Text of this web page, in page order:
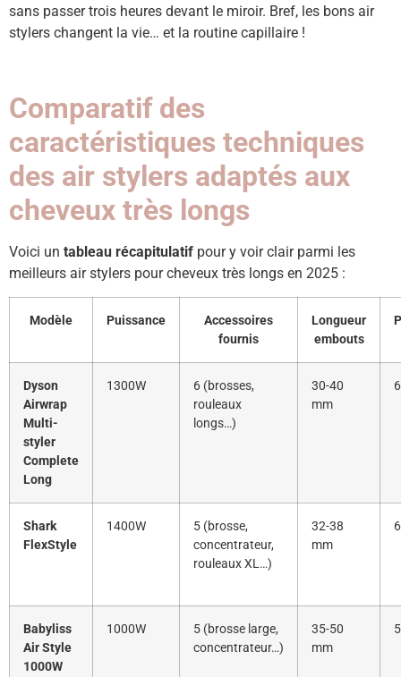
sans passer trois heures devant le miroir. Bref, les bons air
stylers changent la vie… et la routine capillaire !
Comparatif des
caractéristiques techniques
des air stylers adaptés aux
cheveux très longs
Voici un tableau récapitulatif pour y voir clair parmi les
meilleurs air stylers pour cheveux très longs en 2025 :
Modèle Puissance
Accessoires
fournis
Longueur
embouts
Dyson
Airwrap
Multi-
styler
Complete
Long
1300W
6 (brosses,
rouleaux
longs…)
30-40
mm
Shark
FlexStyle
1400W
5 (brosse,
concentrateur,
rouleaux XL…)
32-38
mm
Babyliss
Air Style
1000W
1000W
5 (brosse large,
concentrateur…)
35-50
mm